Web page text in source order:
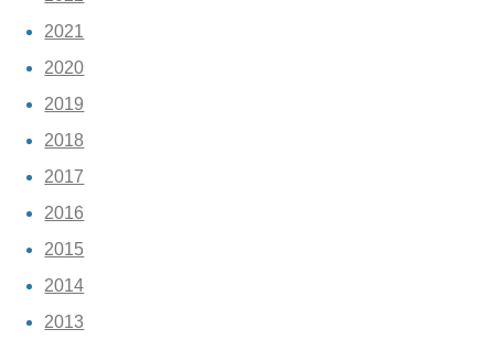
2021
2020
2019
2018
2017
2016
2015
2014
2013